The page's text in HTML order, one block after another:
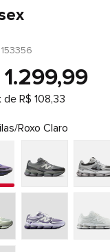
1.299,99
deR$ 108,33
Roxo Claro